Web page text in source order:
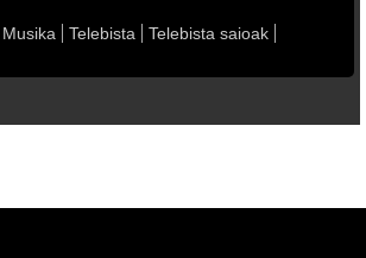
Musika Telebista
Telebista saioak